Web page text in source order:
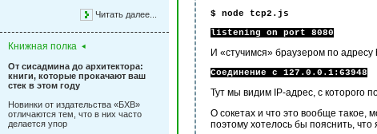
Читать далее...
Книжная полка
От сисадмина до архитектора:
книги, которые прокачают ваш
стек в этом году
Новинки от издательства «БХВ»
отличаются тем, что в них часто
делается упор
$ node tcp2.js
listening on port 8080
И «стучимся» браузером по адресу
Соединение с 127.0.0.1:63948
Тут мы видим IP-адрес, с которого
О сокетах и что это вообще такое,
поэтому хотелось бы пояснить, что